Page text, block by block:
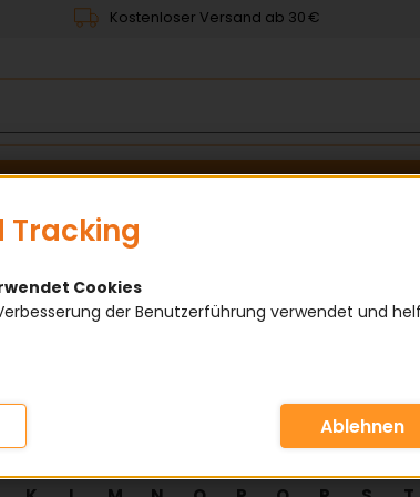
Kostenloser Versand ab 30 €
Rollenketten
Kettenräder
Wälzlager
Tracking
Cookies
der Benutzerführung verwendet und